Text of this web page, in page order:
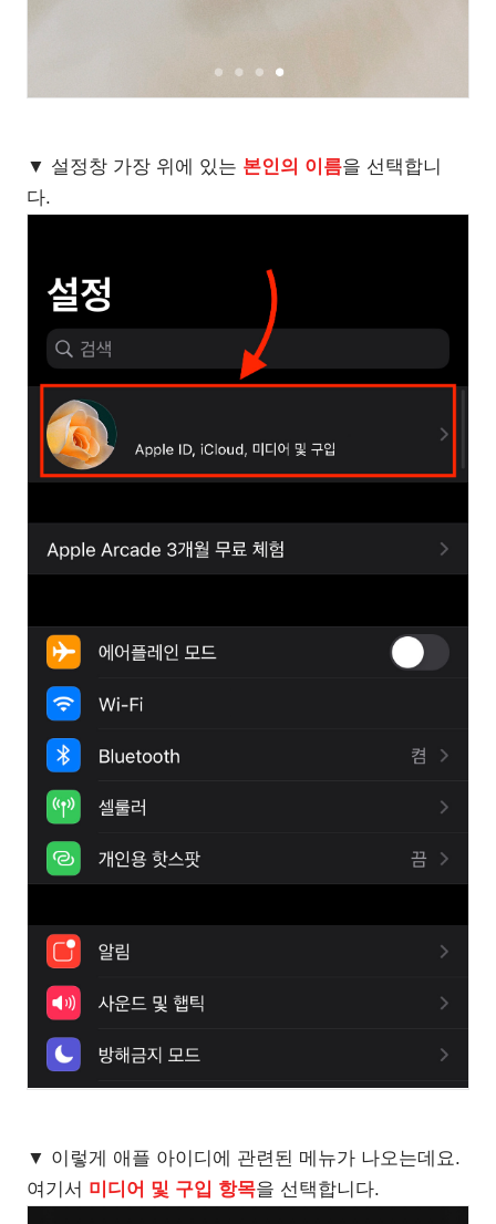
▼ 설정창 가장 위에 있는 본인의 이름을 선택합니
다.
▼ 이렇게 애플 아이디에 관련된 메뉴가 나오는데요.
여기서 미디어 및 구입 항목을 선택합니다.